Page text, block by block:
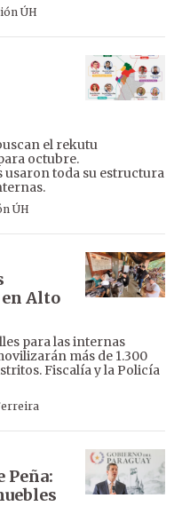
ÚH
el rekutu
octubre.
usaron toda su estructura
ÚH
Alto
para las internas
más de 1.300
Fiscalía y la Policía
Peña: